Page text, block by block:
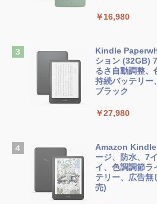
￥2,952
Apple 2026
13インチノー
igence、13.6
スプレイ、
TB SSDストレ
D - ミッドナイト
【
ン 15-fd 15.6イ
SSD インテル
4(最新 永続版)|
ows11、10/
￥39,582
Robloxギフト
ラインコード版
￥3,200
ClaudeCode い
にもKindle出版
めのAIコーディ
￥99
1冊ですべて身
￥1,292
FM TOWNS ハ
￥16,980
Kindle
ション (32GB)
るさ自動調整、
持続バッテリー
ブラック
￥27,980
Amazon
ージ、防水、7
イ、色調調節ラ
テリー、広告無
売)